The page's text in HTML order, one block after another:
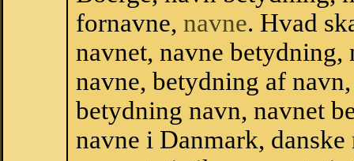
fornavne, navne. Hvad
navnet, navne
navne, betydning af
betydning navn, navnet
navne i Danmark,